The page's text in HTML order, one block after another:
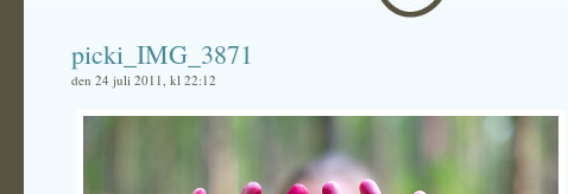
picki_IMG_3871
den 24 juli 2011, kl 22:12